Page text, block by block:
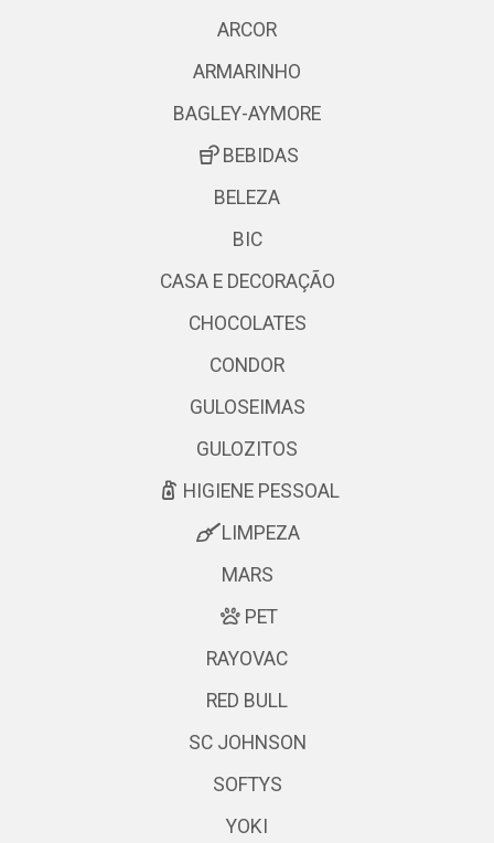
ARCOR
ARMARINHO
BAGLEY-AYMORE
BEBIDAS
BELEZA
BIC
CASA E DECORAÇÃO
CHOCOLATES
CONDOR
GULOSEIMAS
GULOZITOS
HIGIENE PESSOAL
LIMPEZA
MARS
PET
RAYOVAC
RED BULL
SC JOHNSON
SOFTYS
YOKI